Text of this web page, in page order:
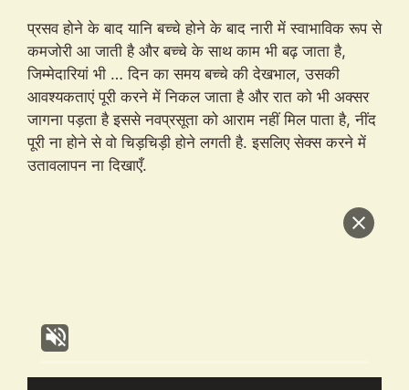
प्रसव होने के बाद यानि बच्चे होने के बाद नारी में स्वाभाविक रूप से
कमजोरी आ जाती है और बच्चे के साथ काम भी बढ़ जाता है,
जिम्मेदारियां भी … दिन का समय बच्चे की देखभाल, उसकी
आवश्यकताएं पूरी करने में निकल जाता है और रात को भी अक्सर
जागना पड़ता है इससे नवप्रसूता को आराम नहीं मिल पाता है, नींद
पूरी ना होने से वो चिड़चिड़ी होने लगती है. इसलिए सेक्स करने में
उतावलापन ना दिखाएँ.